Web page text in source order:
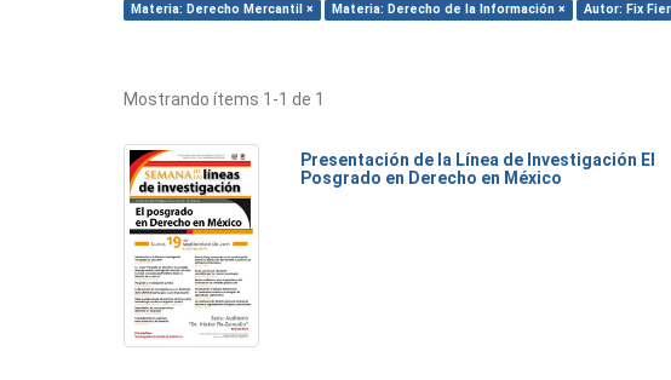
Materia: Derecho Mercantil ×
Materia: Derecho de la Información × Autor: Fix
Mostrando ítems 1-1 de 1
Presentación de la Línea de Investigación El
Posgrado en Derecho en México